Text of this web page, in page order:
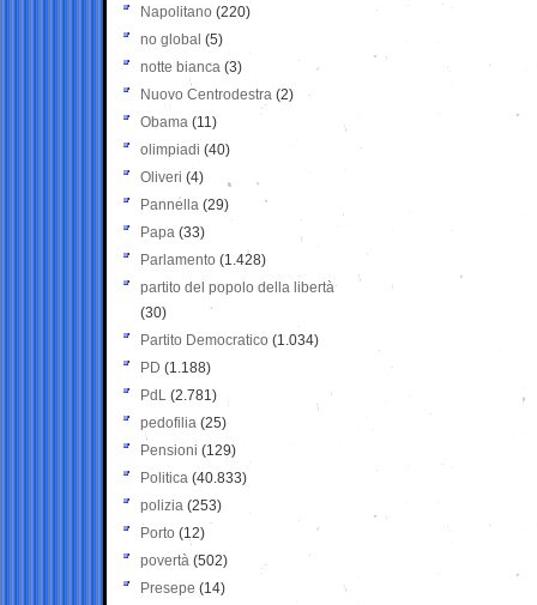
Napolitano (220)
no global (5)
notte bianca (3)
Nuovo Centrodestra (2)
Obama (11)
olimpiadi (40)
Oliveri (4)
Pannella (29)
Papa (33)
Parlamento (1.428)
partito del popolo della libertà
(30)
Partito Democratico (1.034)
PD (1.188)
PdL (2.781)
pedofilia (25)
Pensioni (129)
Politica (40.833)
polizia (253)
Porto (12)
povertà (502)
Presepe (14)